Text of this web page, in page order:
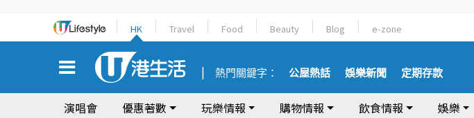
HK Travel Food Beauty Blog e-zone
熱門關鍵字： 公屋熱話 娛樂新聞 定期存款
演唱會 優惠著數 玩樂情報 購物情報 飲食情報 娛樂